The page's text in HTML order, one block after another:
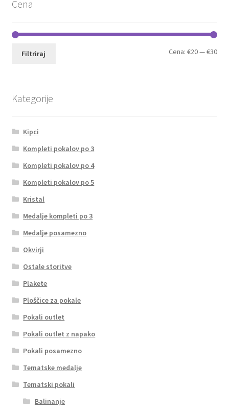
Cena
Min
Max
Filtriraj Cena:€20—€30
Kategorije
Kipci
Kompleti pokalov po 3
Kompleti pokalov po 4
Kompleti pokalov po 5
Kristal
Medalje kompleti po 3
Medalje posamezno
Okvirji
Ostale storitve
Plakete
Ploščice za pokale
Pokali outlet
Pokali outlet z napako
Pokali posamezno
Tematske medalje
Tematski pokali
Balinanje